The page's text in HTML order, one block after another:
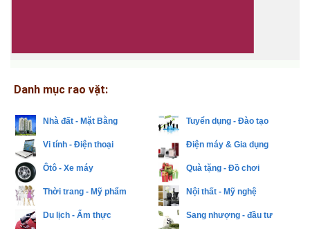
Danh mục rao vặt:
Nhà đất - Mặt Bằng Tuyển dụng - Đào tạo
Vi tính - Điện thoại Điện máy & Gia dụng
Ôtô - Xe máy Quà tặng - Đồ chơi
Thời trang - Mỹ phẩm Nội thất - Mỹ nghệ
Du lịch - Ẩm thực Sang nhượng - đầu tư